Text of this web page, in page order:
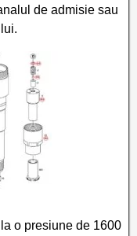
de admisie sau
o presiune de 1600